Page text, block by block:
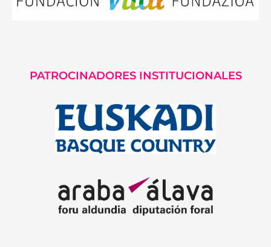
PATROCINADORES INSTITUCIONALES